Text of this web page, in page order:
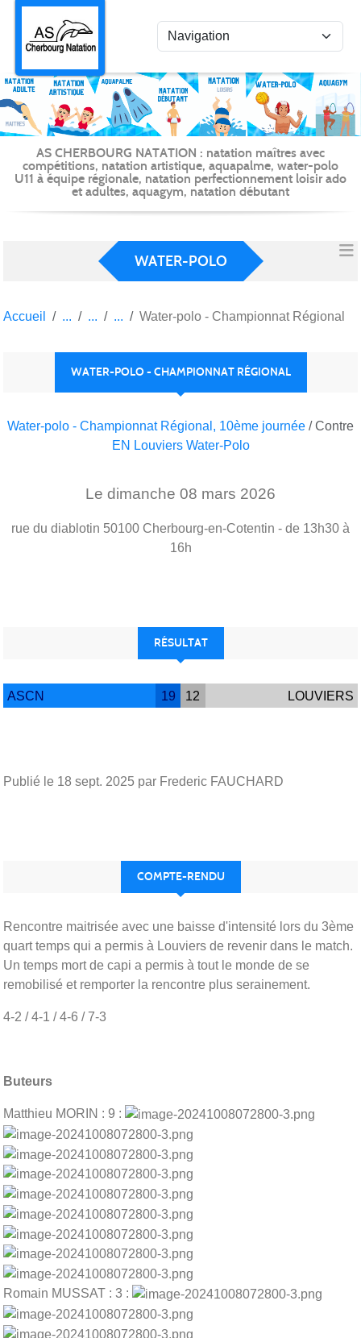
AS CHERBOURG NATATION : natation maîtres avec
compétitions, natation artistique, aquapalme, water-polo
U11 à équipe régionale, natation perfectionnement loisir ado
et adultes, aquagym, natation débutant
WATER-POLO
Accueil Water-polo - Championnat Régional
WATER-POLO - CHAMPIONNAT RÉGIONAL
Water-polo - Championnat Régional, 10ème journée / Contre
EN Louviers Water-Polo
Le dimanche 08 mars 2026
rue du diablotin 50100 Cherbourg-en-Cotentin - de 13h30 à
16h
RÉSULTAT
ASCN 19 12 LOUVIERS
Publié le 18 sept. 2025 par Frederic FAUCHARD
COMPTE-RENDU
Rencontre maitrisée avec une baisse d'intensité lors du 3ème
quart temps qui a permis à Louviers de revenir dans le match.
Un temps mort de capi a permis à tout le monde de se
remobilisé et remporter la rencontre plus serainement.
4-2 / 4-1 / 4-6 / 7-3
Buteurs
Matthieu MORIN : 9 :
Romain MUSSAT : 3 :
Panneau de gestion des cookies